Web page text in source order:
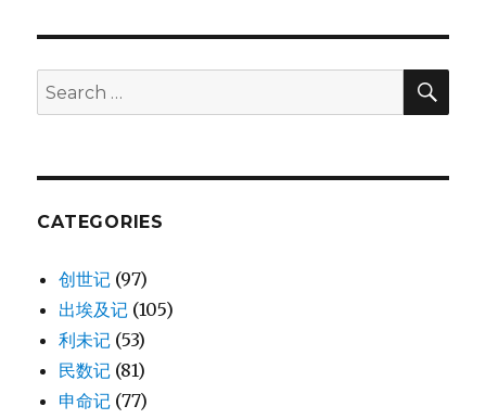
扫
Search
for:
CATEGORIES
创世记 (97)
出埃及记 (105)
利未记 (53)
民数记 (81)
申命记 (77)